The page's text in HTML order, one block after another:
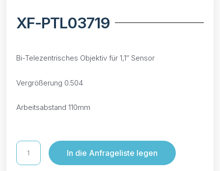
XF-PTL03719
Bi-Telezentrisches Objektiv für 1,1″ Sensor
Vergrößerung 0.504
Arbeitsabstand 110mm
In die Anfrageliste legen